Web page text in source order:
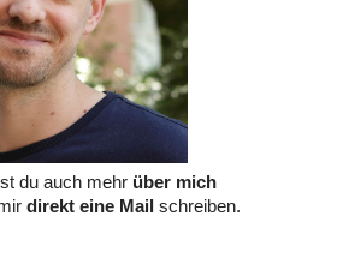
du auch mehr über mich
direkt eine Mailschreiben.